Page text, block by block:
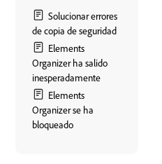
Solucionar errores
de copia de seguridad
Elements
Organizer ha salido
inesperadamente
Elements
Organizer se ha
bloqueado